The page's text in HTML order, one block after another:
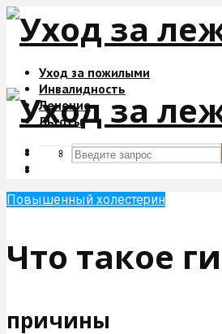
Уход за пожилыми
Инвалидность
Лечение
Льготы
Повышенный холестерин
Что такое
причины